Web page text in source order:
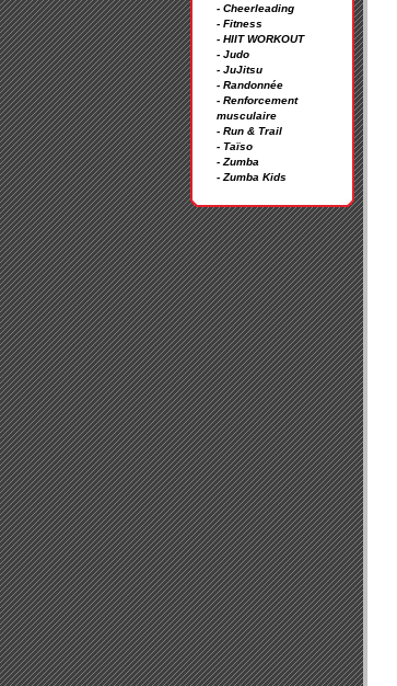
- Cheerleading
- Fitness
- HIIT WORKOUT
- Judo
- JuJitsu
- Randonnée
- Renforcement
musculaire
- Run & Trail
- Taïso
- Zumba
- Zumba Kids